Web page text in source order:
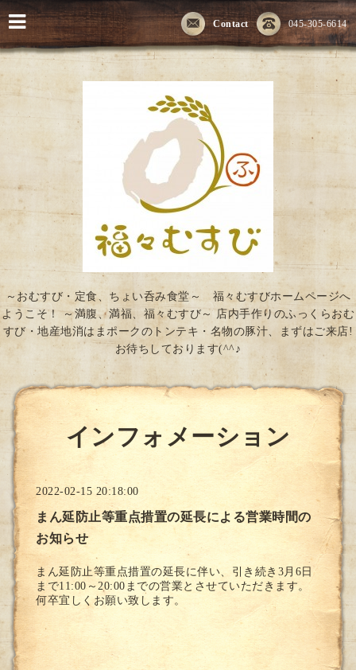
045-305-6614
Contact
～おむすび・定食、ちょい呑み食堂～ 福々むすびホームページへ
ようこそ！ ～満腹、満福、福々むすび～ 店内手作りのふっくらおむ
すび・地産地消はまポークのトンテキ・名物の豚汁、まずはご来店!
お待ちしております(^^♪
インフォメーション
2022-02-15 20:18:00
まん延防止等重点措置の延長による営業時間の
お知らせ
まん延防止等重点措置の延長に伴い、引き続き3月6日
まで11:00～20:00までの営業とさせていただきます。
何卒宜しくお願い致します。